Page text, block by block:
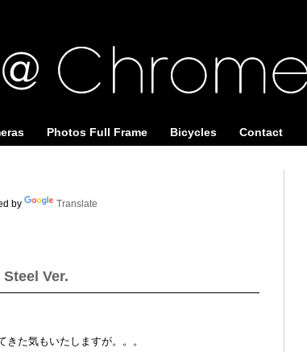
Photos Full Frame Bicycles Contact
by Translate
Ver.
きた気もいたしますが。。。